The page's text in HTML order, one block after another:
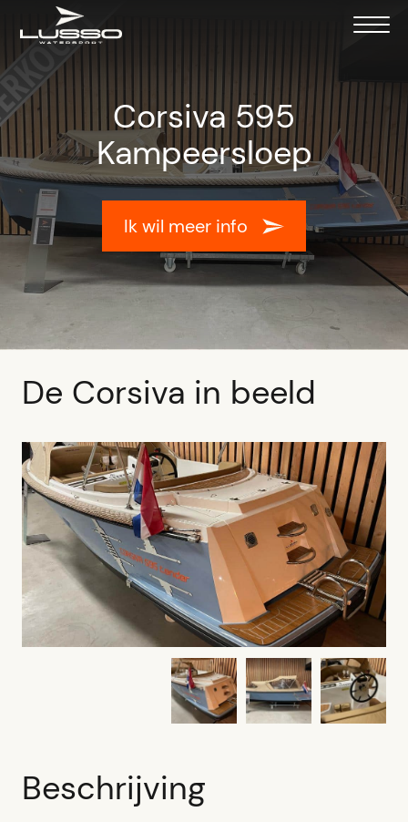
Corsiva 595
Kampeersloep
Ik wil meer info
De Corsiva in beeld
Beschrijving